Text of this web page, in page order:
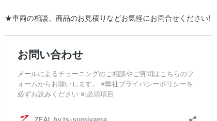
★車両の相談、商品のお見積りなどお気軽にお問合せください!